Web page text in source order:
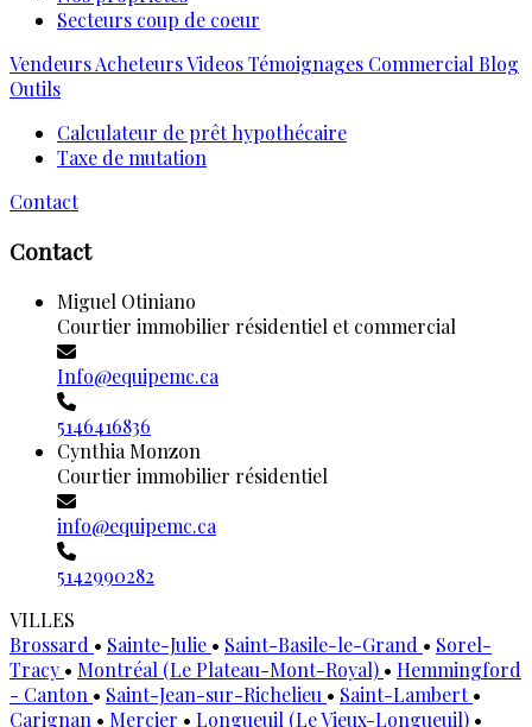
Secteurs coup de coeur
VendeursAcheteursVideosTémoignages CommercialBlog
Outils
Calculateur de prêt hypothécaire
Taxe de mutation
Contact
Contact
Miguel Otiniano
Courtier immobilier résidentiel et commercial
Info@equipemc.ca
5146416836
Cynthia Monzon
Courtier immobilier résidentiel
info@equipemc.ca
5142990282
VILLES
Brossard • Sainte-Julie • Saint-Basile-le-Grand • Sorel-
Tracy • Montréal (Le Plateau-Mont-Royal) • Hemmingford
- Canton • Saint-Jean-sur-Richelieu • Saint-Lambert•
Carignan • Mercier • Longueuil (Le Vieux-Longueuil) •